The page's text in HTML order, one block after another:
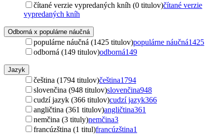
čítané verzie vypredaných kníh (0 titulov)čítané verzie
vypredaných kníh
Odborná x populárne náučná
populárne náučná (1425 titulov)populárne náučná1425
odborná (149 titulov)odborná149
Jazyk
čeština (1794 titulov)čeština1794
slovenčina (948 titulov)slovenčina948
cudzí jazyk (366 titulov)cudzí jazyk366
angličtina (361 titulov)angličtina361
nemčina (3 tituly)nemčina3
francúzština (1 titul)francúzština1